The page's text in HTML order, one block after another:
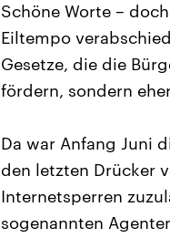
Schöne Worte –
Eiltempo
Gesetze, die die
fördern, sondern
Da war Anfang Juni
den letzten Drücker
Internetsperren
sogenannten